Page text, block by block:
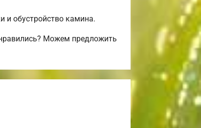
и обустройство камина.
Можем предложить